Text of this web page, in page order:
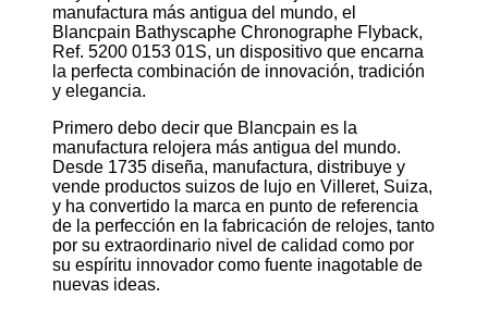
manufactura más antigua del mundo, el
Blancpain Bathyscaphe Chronographe Flyback,
Ref. 5200 0153 01S, un dispositivo que encarna
la perfecta combinación de innovación, tradición
y elegancia.
Primero debo decir que Blancpain es la
manufactura relojera más antigua del mundo.
Desde 1735 diseña, manufactura, distribuye y
vende productos suizos de lujo en Villeret, Suiza,
y ha convertido la marca en punto de referencia
de la perfección en la fabricación de relojes, tanto
por su extraordinario nivel de calidad como por
su espíritu innovador como fuente inagotable de
nuevas ideas.